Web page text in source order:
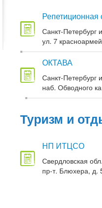
Репетиционная
Санкт-Петербург
ул. 7
ОКТАВА
Санкт-Петербург
наб. Обводного
Туризм и
НП ИТЦСО
Свердловская
пр-т. Блюхера, д.